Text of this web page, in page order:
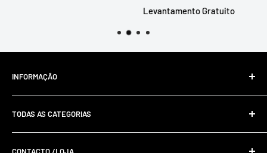
Levantamento Gratuito
INFORMAÇÃO
Livro de Reclamações Online
Resolução De Litígios Online
Política De Privacidade E Cookies
TODAS AS CATEGORIAS
CONTACTO /LOJA